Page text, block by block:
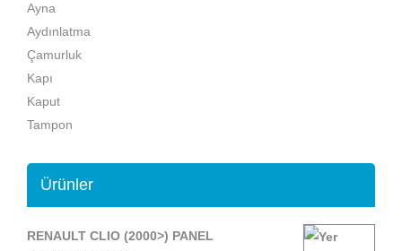
Ayna
Aydınlatma
Çamurluk
Kapı
Kaput
Tampon
Ürünler
RENAULT CLIO (2000>) PANEL